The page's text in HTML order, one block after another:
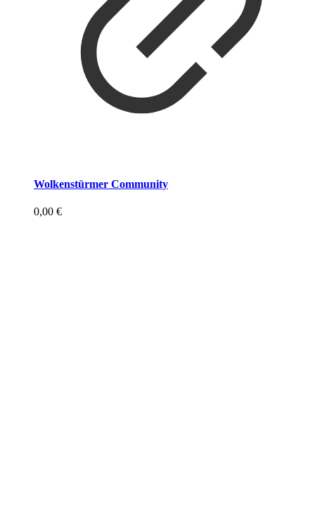
Wolkenstürmer Community
0,00 €